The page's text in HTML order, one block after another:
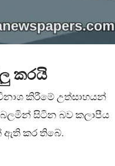
කරයි
කිරීමේ උත්සාහයන්
බලමින් සිටින බව කලාපීය
කර තිබේ.